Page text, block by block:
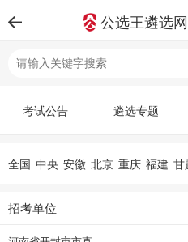
公选王遴选
考试公告 遴选专题
全国 中央 安徽 北京 重庆 福建 甘
山东 山西
招考单位